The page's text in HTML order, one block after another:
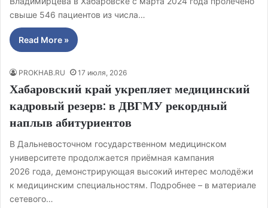
свыше 546 пациентов из числа…
Read More »
PROKHAB.RU 17 июля, 2026
Хабаровский край укрепляет медицинский
кадровый резерв: в ДВГМУ рекордный
наплыв абитуриентов
В Дальневосточном государственном медицинском
университете продолжается приёмная кампания
2026 года, демонстрирующая высокий интерес молодёжи
к медицинским специальностям. Подробнее – в материале
сетевого…